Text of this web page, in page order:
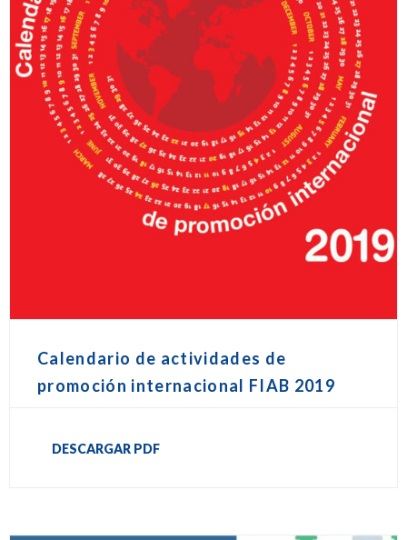
Calendario de actividades de
promoción internacional FIAB 2019
DESCARGAR PDF